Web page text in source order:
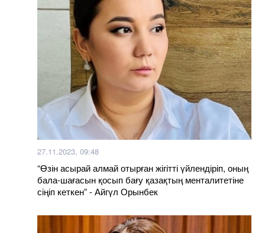
27.11.2023, 09:48
“Өзін асырай алмай отырған жігітті үйлендіріп, оның
бала-шағасын қосып бағу қазақтың менталитетіне
сіңіп кеткен” - Айгүл Орынбек